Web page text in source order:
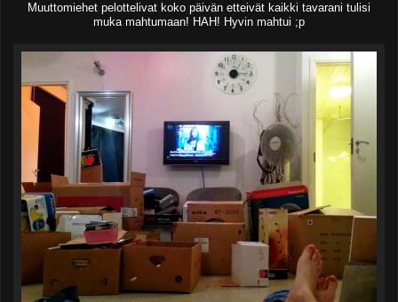
Muuttomiehet pelottelivat koko päivän etteivät kaikki tavarani tulisi
muka mahtumaan! HAH! Hyvin mahtui ;p